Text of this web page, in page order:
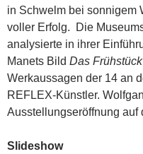
in Schwelm bei sonnigem
voller Erfolg. Die
analysierte in ihrer
Manets Bild Das
Werkaussagen der 14 an
REFLEX-Künstler.
Ausstellungseröffnung auf
Slideshow